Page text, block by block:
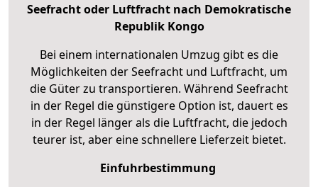
Seefracht oder Luftfracht nach Demokratische
Republik Kongo
Bei einem internationalen Umzug gibt es die
Möglichkeiten der Seefracht und Luftfracht, um
die Güter zu transportieren. Während Seefracht
in der Regel die günstigere Option ist, dauert es
in der Regel länger als die Luftfracht, die jedoch
teurer ist, aber eine schnellere Lieferzeit bietet.
Einfuhrbestimmung